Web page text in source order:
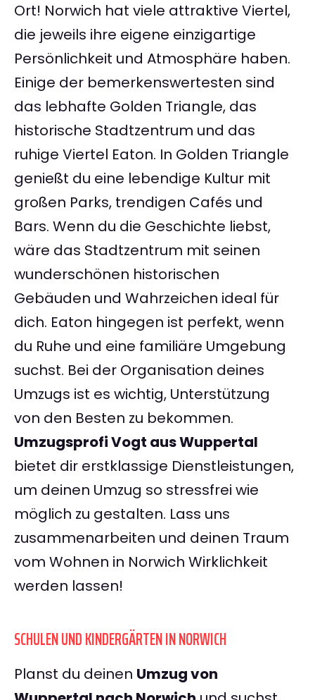
Ort! Norwich hat viele attraktive Viertel,
die jeweils ihre eigene einzigartige
Persönlichkeit und Atmosphäre haben.
Einige der bemerkenswertesten sind
das lebhafte Golden Triangle, das
historische Stadtzentrum und das
ruhige Viertel Eaton. In Golden Triangle
genießt du eine lebendige Kultur mit
großen Parks, trendigen Cafés und
Bars. Wenn du die Geschichte liebst,
wäre das Stadtzentrum mit seinen
wunderschönen historischen
Gebäuden und Wahrzeichen ideal für
dich. Eaton hingegen ist perfekt, wenn
du Ruhe und eine familiäre Umgebung
suchst. Bei der Organisation deines
Umzugs ist es wichtig, Unterstützung
von den Besten zu bekommen.
Umzugsprofi Vogt aus Wuppertal
bietet dir erstklassige Dienstleistungen,
um deinen Umzug so stressfrei wie
möglich zu gestalten. Lass uns
zusammenarbeiten und deinen Traum
vom Wohnen in Norwich Wirklichkeit
werden lassen!
SCHULEN UND KINDERGÄRTEN IN NORWICH
Planst du deinen Umzug von